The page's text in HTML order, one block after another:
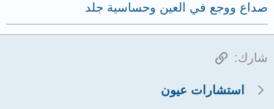
صداع ووجع في العين وحساسية جلد
شارك: الرابط
استشارات عيون